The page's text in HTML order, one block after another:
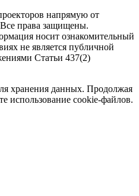
напрямую от
права защищены.
носит ознакомительный
не является публичной
Статьи 437(2)
хранения данных. Продолжая
использование cookie-файлов.